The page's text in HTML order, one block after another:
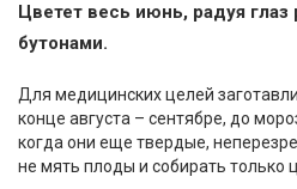
Цветет весь июнь, радуя
бутонами.
Для медицинских целей
конце августа – сентябре, до
когда они еще твердые,
не мять плоды и собирать только